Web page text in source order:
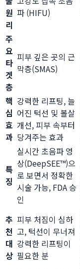
원
리
파 (HIFU)
주
요
타
겟
층
피부 깊은 곳의 근
막층(SMAS)
핵
심
효
과
강력한 리프팅, 늘
어진 턱선 및 볼살
개선, 피부 속부터
당겨주는 효과
특
징
실시간 초음파 영
상(DeepSEE™)으
로 보면서 정확한
시술 가능, FDA 승
인
추
천
대
상
피부 처짐이 심하
고, 턱선이 무너져
강력한 리프팅이
필요한 분